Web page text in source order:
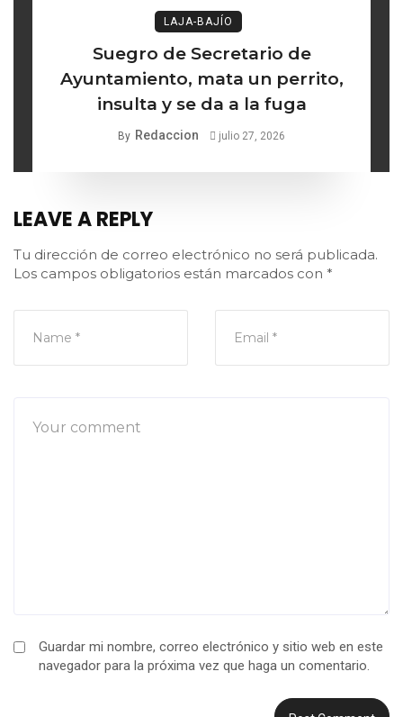
LAJA-BAJÍO
Suegro de Secretario de
Ayuntamiento, mata un perrito,
insulta y se da a la fuga
By Redaccion julio 27, 2026
LEAVE A REPLY
Tu dirección de correo electrónico no será publicada.
Los campos obligatorios están marcados con *
Guardar mi nombre, correo electrónico y sitio web en este
navegador para la próxima vez que haga un comentario.